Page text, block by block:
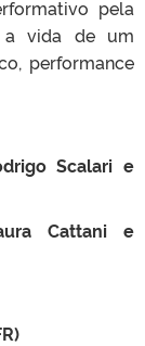
pela
a vida de um
performance
Scalari e
Cattani e